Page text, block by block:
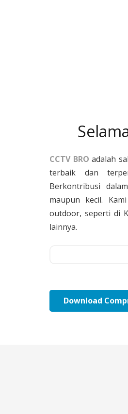
CCTV BRO adalah
terbaik dan
Berkontribusi
maupun kecil.
outdoor, seperti di
lainnya.
Download